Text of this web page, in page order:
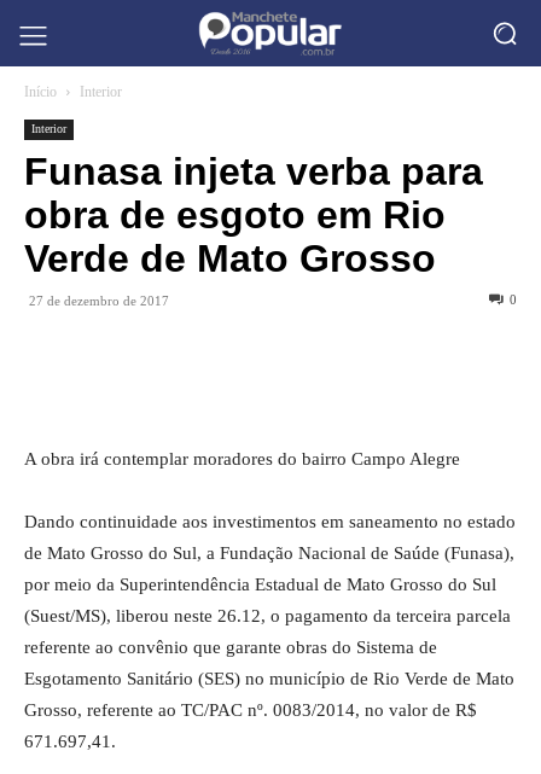
Início Interior
Interior
Funasa injeta verba para
obra de esgoto em Rio
Verde de Mato Grosso
27 de dezembro de 2017 0
A obra irá contemplar moradores do bairro Campo Alegre
Dando continuidade aos investimentos em saneamento no estado
de Mato Grosso do Sul, a Fundação Nacional de Saúde (Funasa),
por meio da Superintendência Estadual de Mato Grosso do Sul
(Suest/MS), liberou neste 26.12, o pagamento da terceira parcela
referente ao convênio que garante obras do Sistema de
Esgotamento Sanitário (SES) no município de Rio Verde de Mato
Grosso, referente ao TC/PAC nº. 0083/2014, no valor de R$
671.697,41.